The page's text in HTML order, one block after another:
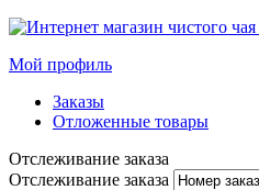
Мой профиль
Заказы
Отложенные товары
Отслеживание заказа
Отслеживание заказа